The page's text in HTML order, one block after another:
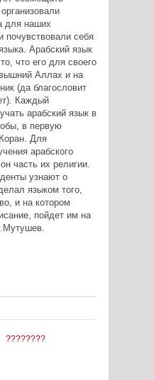
для наших
почувствовали себя
Арабский язык
что его для своего
Аллах и на
(да благословит
Каждый
арабский язык в
в первую
Для
арабского
часть их религии.
узнают о
языком того,
и на котором
пойдет им на
????????